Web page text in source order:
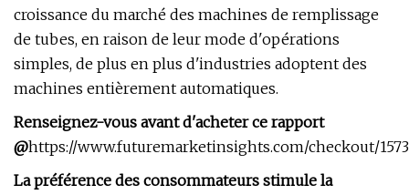
croissance du marché des machines de remplissage
de tubes, en raison de leur mode d'opérations
simples, de plus en plus d'industries adoptent des
machines entièrement automatiques.
Renseignez-vous avant d'acheter ce rapport
@https://www.futuremarketinsights.com/checkout/
La préférence des consommateurs stimule la